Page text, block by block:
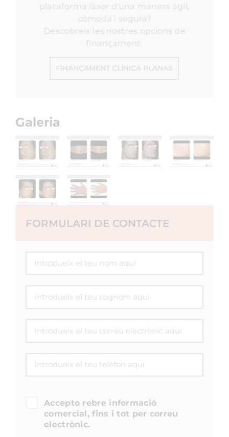
plataforma làser d'una manera àgil,
còmoda i segura?
Descobreix les nostres opcions de
finançament.
FINANÇAMENT CLÍNICA PLANAS
Galeria
FORMULARI DE CONTACTE
Accepto rebre informació
comercial, fins i tot per correu
electrònic.